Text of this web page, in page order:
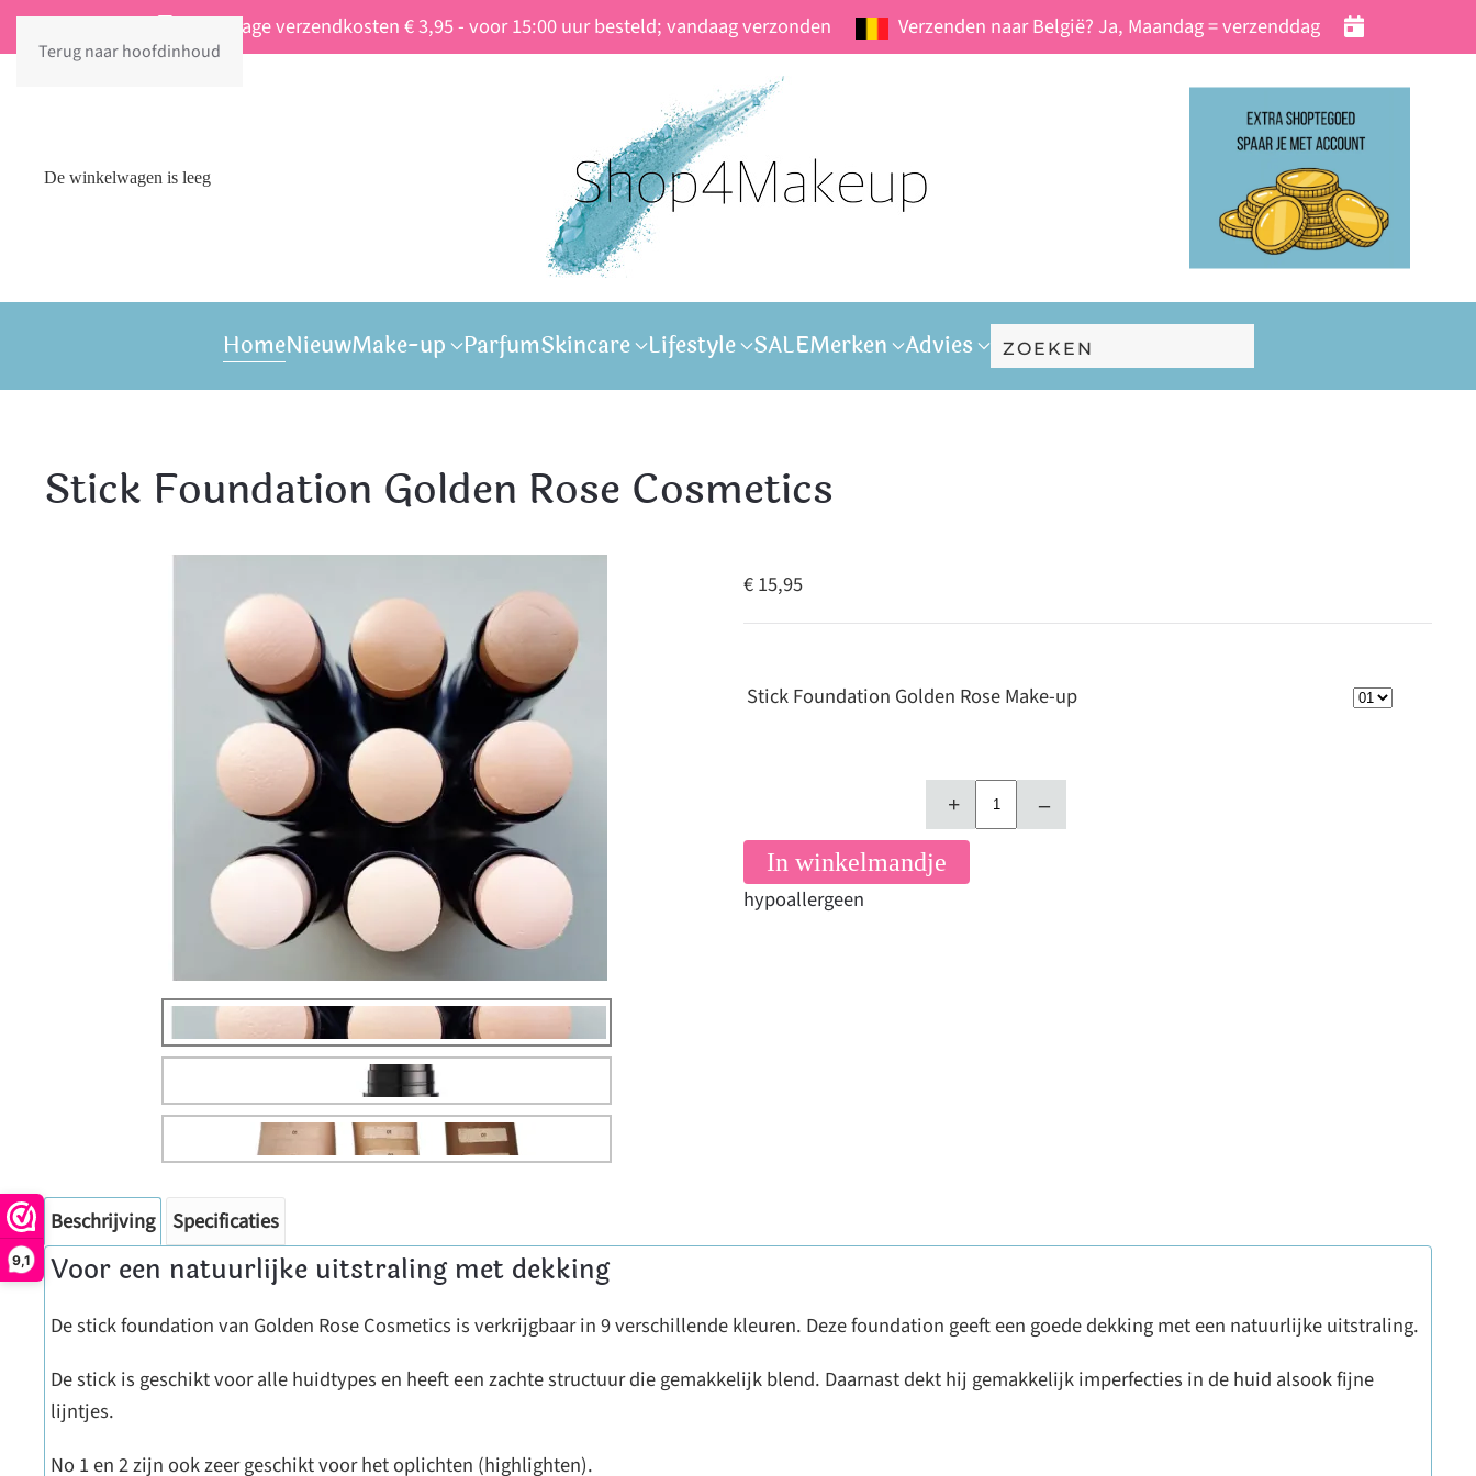
9,1
Terug naar hoofdinhoud
Vaste lage verzendkosten € 3,95 - voor 15:00 uur besteld; vandaag verzonden Verzenden naar België? Ja, Maandag = verzenddag
De winkelwagen is leeg
HomeNieuwMake-up ParfumSkincare Lifestyle SALEMerken Advies
Stick Foundation Golden Rose Cosmetics
€ 15,95
Stick Foundation Golden Rose Make-up
+ –
In winkelmandje
hypoallergeen
Beschrijving Specificaties
Voor een natuurlijke uitstraling met dekking
De stick foundation van Golden Rose Cosmetics is verkrijgbaar in 9 verschillende kleuren. Deze foundation geeft een goede dekking met een natuurlijke uitstraling.
De stick is geschikt voor alle huidtypes en heeft een zachte structuur die gemakkelijk blend. Daarnast dekt hij gemakkelijk imperfecties in de huid alsook fijne
lijntjes.
No 1 en 2 zijn ook zeer geschikt voor het oplichten (highlighten).